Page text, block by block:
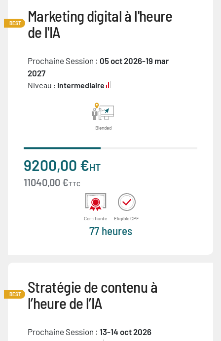
BEST
Marketing digital à l'heure
de l'IA
Prochaine Session : 05 oct 2026-19 mar
2027
Niveau : Intermediaire
Blended
9200,00 €HT
11040,00 €TTC
Certifiante Eligible CPF
77 heures
BEST
Stratégie de contenu à
l’heure de l’IA
Prochaine Session : 13-14 oct 2026